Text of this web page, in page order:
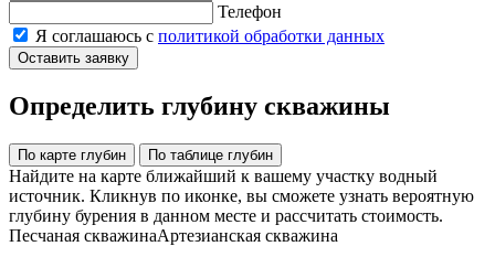
Телефон
Я соглашаюсь с политикой обработки данных
Оставить заявку
Определить глубину скважины
По карте глубин По таблице глубин
Найдите на карте ближайший к вашему участку водный
источник. Кликнув по иконке, вы сможете узнать вероятную
глубину бурения в данном месте и рассчитать стоимость.
Песчаная скважинаАртезианская скважина